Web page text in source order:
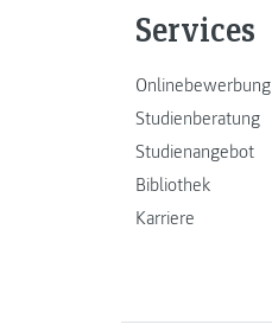
Services
Onlinebewerbung
Studienberatung
Studienangebot
Bibliothek
Karriere